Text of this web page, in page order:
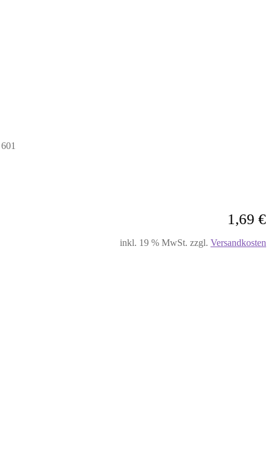
1,69 €
inkl. 19 % MwSt. zzgl. Versandkosten